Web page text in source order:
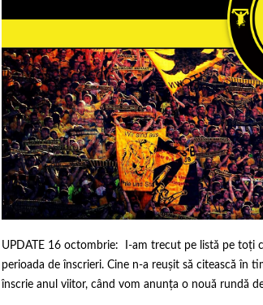
UPDATE 16 octombrie: I-am trecut pe listă pe toți
perioada de înscrieri. Cine n-a reușit să citească în
înscrie anul viitor, când vom anunța o nouă rundă